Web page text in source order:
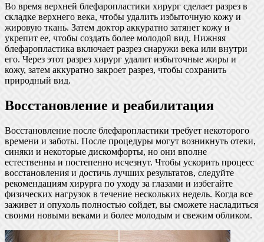
Во время верхней блефаропластики хирург сделает разрез в
складке верхнего века, чтобы удалить избыточную кожу и
жировую ткань. Затем доктор аккуратно затянет кожу и
укрепит ее, чтобы создать более молодой вид. Нижняя
блефаропластика включает разрез снаружи века или внутри
его. Через этот разрез хирург удалит избыточные жиры и
кожу, затем аккуратно закроет разрез, чтобы сохранить
природный вид.
Восстановление и реабилитация
Восстановление после блефаропластики требует некоторого
времени и заботы. После процедуры могут возникнуть отеки,
синяки и некоторые дискомфорты, но они вполне
естественны и постепенно исчезнут. Чтобы ускорить процесс
восстановления и достичь лучших результатов, следуйте
рекомендациям хирурга по уходу за глазами и избегайте
физических нагрузок в течение нескольких недель. Когда все
заживет и опухоль полностью сойдет, вы сможете насладиться
своими новыми веками и более молодым и свежим обликом.